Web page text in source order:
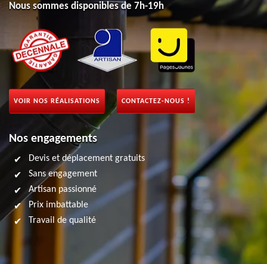
Nous sommes disponibles de 7h-19h
VOIR NOS RÉALISATIONS CONTACTEZ-NOUS !
Nos engagements
Devis et déplacement gratuits
Sans engagement
Artisan passionné
Prix imbattable
Travail de qualité